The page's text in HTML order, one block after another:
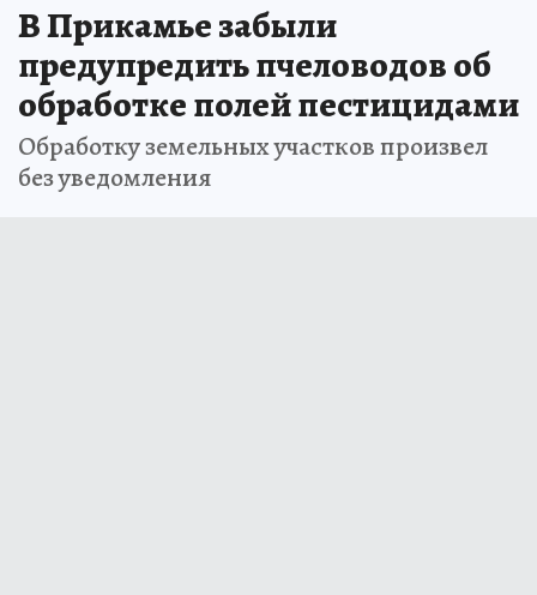
В Прикамье забыли
предупредить пчеловодов об
обработке полей пестицидами
Обработку земельных участков произвел
без уведомления